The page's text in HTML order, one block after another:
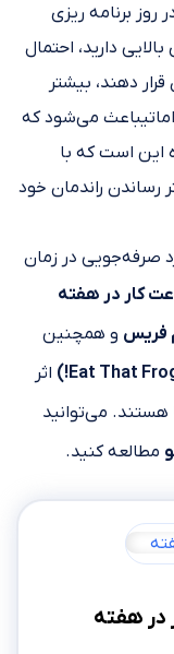
روز برنامه ریزی
دارید، احتمال
دهند، بیشتر
می‌شود که
این است که با
رساندن راندمان خود
صرفه‌جویی در زمان
کار در هفته
فریس و همچنین
اثر
هستند. می‌توانید
مطالعه کنید.